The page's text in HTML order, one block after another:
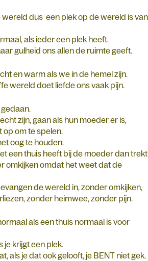
wereld dus een plek op de wereld is van
als ieder een plek heeft.
gulheid ons allen de ruimte geeft.
en warm als we in de hemel zijn.
wereld doet liefde ons vaak pijn.
zijn, gaan als hun moeder er is,
op om te spelen.
oog te houden.
een thuis heeft bij de moeder dan trekt
omkijken omdat het weet dat de
de wereld in, zonder omkijken,
zonder heimwee, zonder pijn.
als een thuis normaal is voor
je krijgt een plek.
als je dat ook gelooft, je BENT niet gek.